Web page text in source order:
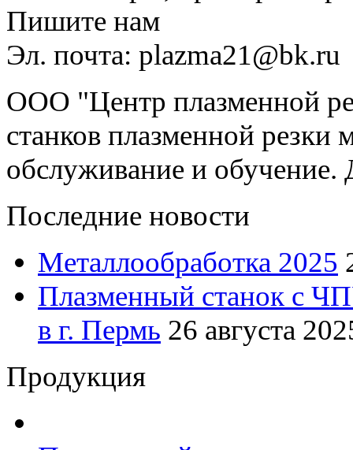
Пишите нам
Эл. почта: plazma21@bk.ru
ООО "Центр плазменной
станков плазменной резки
обслуживание и обучение.
Последние новости
Металлообработка 2025
Плазменный станок с
в г. Пермь 26 августа
Продукция